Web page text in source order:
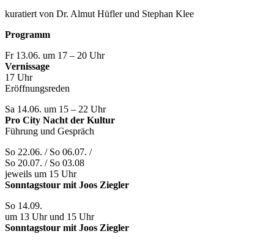
kuratiert von Dr. Almut Hüfler und Stephan Klee
Programm
Fr 13.06. um 17 – 20 Uhr
Vernissage
17 Uhr
Eröffnungsreden
Sa 14.06. um 15 – 22 Uhr
Pro City Nacht der Kultur
Führung und Gespräch
So 22.06. / So 06.07. /
So 20.07. / So 03.08
jeweils um 15 Uhr
Sonntagstour mit Joos Ziegler
So 14.09.
um 13 Uhr und 15 Uhr
Sonntagstour mit Joos Ziegler